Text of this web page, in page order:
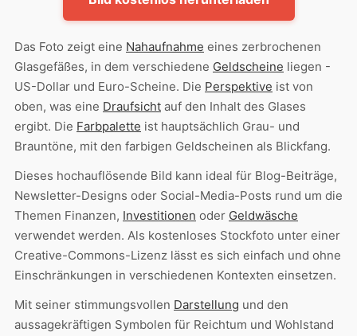
Das Foto zeigt eine Nahaufnahme eines zerbrochenen
Glasgefäßes, in dem verschiedene Geldscheine liegen -
US-Dollar und Euro-Scheine. Die Perspektive ist von
oben, was eine Draufsicht auf den Inhalt des Glases
ergibt. Die Farbpalette ist hauptsächlich Grau- und
Brauntöne, mit den farbigen Geldscheinen als Blickfang.
Dieses hochauflösende Bild kann ideal für Blog-Beiträge,
Newsletter-Designs oder Social-Media-Posts rund um die
Themen Finanzen, Investitionen oder Geldwäsche
verwendet werden. Als kostenloses Stockfoto unter einer
Creative-Commons-Lizenz lässt es sich einfach und ohne
Einschränkungen in verschiedenen Kontexten einsetzen.
Mit seiner stimmungsvollen Darstellung und den
aussagekräftigen Symbolen für Reichtum und Wohlstand